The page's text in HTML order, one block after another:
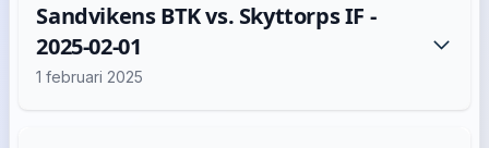
Sandvikens BTK vs. Skyttorps IF -
2025-02-01
1 februari 2025